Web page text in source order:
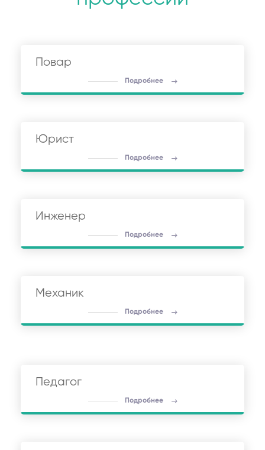
Повар
Подробнее
Юрист
Подробнее
Инженер
Подробнее
Механик
Подробнее
Педагог
Подробнее